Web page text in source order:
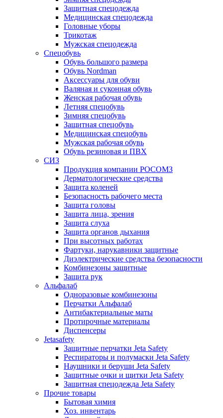
Защитная спецодежда
Медицинская спецодежда
Головные уборы
Трикотаж
Мужская спецодежда
Спецобувь
Обувь большого размера
Обувь Nordman
Аксессуары для обуви
Валяная и суконная обувь
Женская рабочая обувь
Летняя спецобувь
Зимняя спецобувь
Защитная спецобувь
Медицинская спецобувь
Мужская рабочая обувь
Обувь резиновая и ПВХ
СИЗ
Продукция компании РОСОМЗ
Дерматологические средства
Защита коленей
Безопасность рабочего места
Защита головы
Защита лица, зрения
Защита слуха
Защита органов дыхания
При высотных работах
Фартуки, нарукавники защитные
Диэлектрические средства безопасности
Комбинезоны защитные
Защита рук
Альфалаб
Одноразовые комбинезоны
Перчатки Альфалаб
Антибактериальные маты
Протирочные материалы
Диспенсеры
Jetasafety
Защитные перчатки Jeta Safety
Респираторы и полумаски Jeta Safety
Наушники и беруши Jeta Safety
Защитные очки и щитки Jeta Safety
Защитная спецодежда Jeta Safety
Прочие товары
Бытовая химия
Хоз. инвентарь